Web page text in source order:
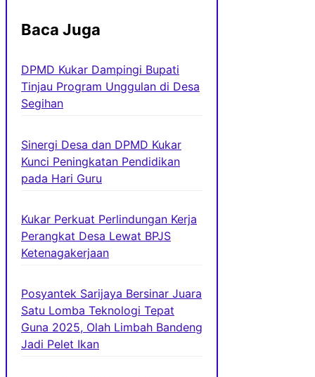
Baca Juga
DPMD Kukar Dampingi Bupati
Tinjau Program Unggulan di Desa
Segihan
Sinergi Desa dan DPMD Kukar
Kunci Peningkatan Pendidikan
pada Hari Guru
Kukar Perkuat Perlindungan Kerja
Perangkat Desa Lewat BPJS
Ketenagakerjaan
Posyantek Sarijaya Bersinar Juara
Satu Lomba Teknologi Tepat
Guna 2025, Olah Limbah Bandeng
Jadi Pelet Ikan